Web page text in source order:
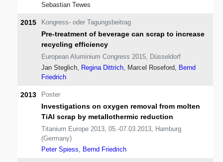
Sebastian Tewes
2015 Kongress- oder Tagungsbeitrag
Pre-treatment of beverage can scrap to increase
recycling efficiency
European Aluminium Congress 2015, Düsseldorf
Jan Steglich,
Regina Dittrich , Marcel Roseford,
Bernd
Friedrich
2013 Poster
Investigations on oxygen removal from molten
TiAl scrap by metallothermic reduction
Titanium Europe 2013, 05.-07.03.2013, Hamburg
(Germany)
Peter Spiess
Bernd Friedrich